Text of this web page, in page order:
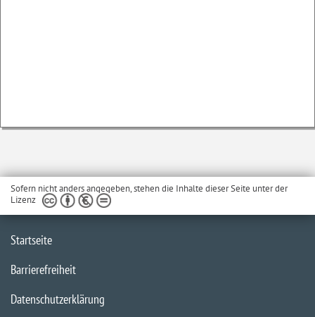
Sofern nicht anders angegeben, stehen die Inhalte dieser Seite unter der
Lizenz
Startseite
Barrierefreiheit
Datenschutzerklärung